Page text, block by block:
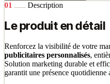
01 Description
Le produit en détail
Renforcez la visibilité de votre
publicitaires personnalisés,
Solution marketing durable et
garantit une présence quotidienne